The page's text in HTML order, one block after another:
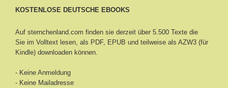
KOSTENLOSE DEUTSCHE EBOOKS
Auf sternchenland.com finden sie derzeit über 5.500 Texte die
Sie im Volltext lesen, als PDF, EPUB und teilweise als AZW3 (für
Kindle) downloaden können.
- Keine Anmeldung
- Keine Mailadresse